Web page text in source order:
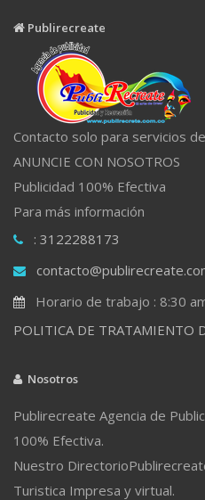
Publirecreate
Contacto solo para servicios
ANUNCIE CON NOSOTROS
Publicidad 100% Efectiva
Para más información
: 3122288173
Horario de trabajo : 8:30
POLITICA DE TRATAMIENTO
Nosotros
Publirecreate Agencia de
100% Efectiva.
Nuestro
Turistica Impresa y virtual.